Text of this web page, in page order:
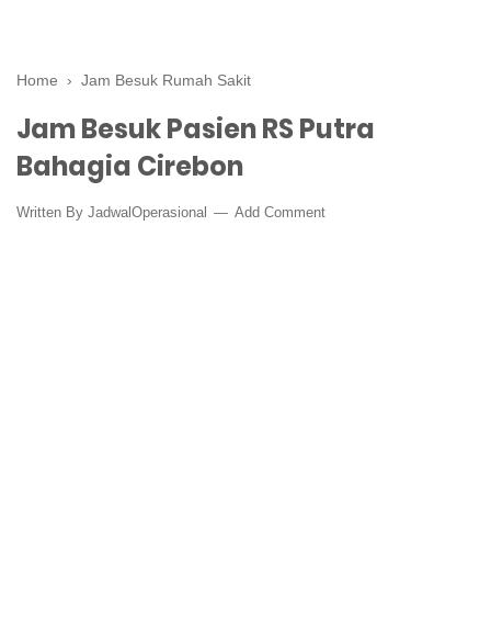
Home › Jam Besuk Rumah Sakit
Jam Besuk Pasien RS Putra
Bahagia Cirebon
Written By JadwalOperasional Add Comment